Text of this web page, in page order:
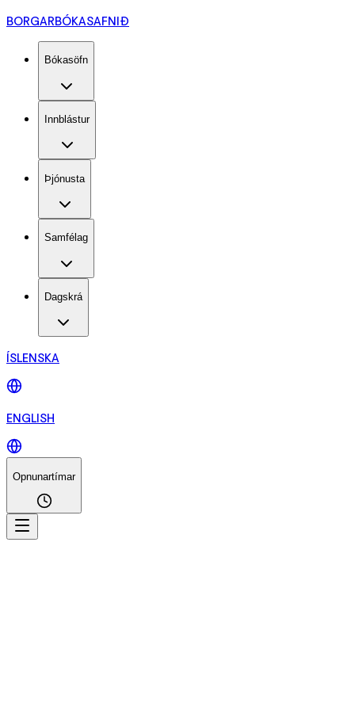
BORGARBÓKASAFNIÐ
Bókasöfn
Innblástur
Þjónusta
Samfélag
Dagskrá
ÍSLENSKA
ENGLISH
Opnunartímar